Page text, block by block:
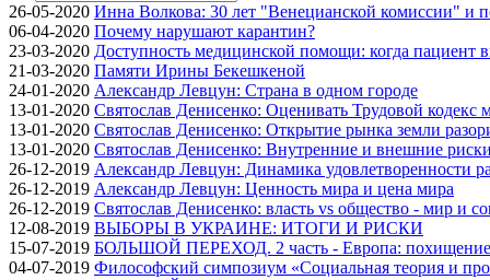
26-05-2020 Инна Волкова: 30 лет "Венецианской комиссии" и
06-04-2020 Почему нарушают карантин?
23-03-2020 Доступность медицинской помощи: когда пациент
21-03-2020 Памяти Ирины Бекешкеной
24-01-2020 Александр Левцун: Страна в одном городе
13-01-2020 Святослав Денисенко: Оценивать Трудовой кодекс
13-01-2020 Святослав Денисенко: Открытие рынка земли
13-01-2020 Святослав Денисенко: Внутренние и внешние
26-12-2019 Александр Левцун: Динамика удовлетворенности
26-12-2019 Александр Левцун: Ценность мира и цена мира
26-12-2019 Святослав Денисенко: власть vs общество - мир и
12-08-2019 ВЫБОРЫ В УКРАИНЕ: ИТОГИ И РИСКИ
15-07-2019 БОЛЬШОЙ ПЕРЕХОД. 2 часть - Европа: похищение
04-07-2019 Философский симпозиум «Социальная теория и